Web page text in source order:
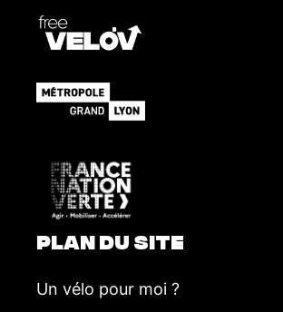
è
n
m
PLAN DU SITE
Un vélo pour moi ?